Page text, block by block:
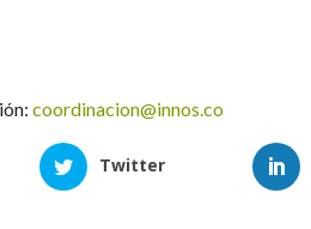
coordinacion@innos.co
Twitter